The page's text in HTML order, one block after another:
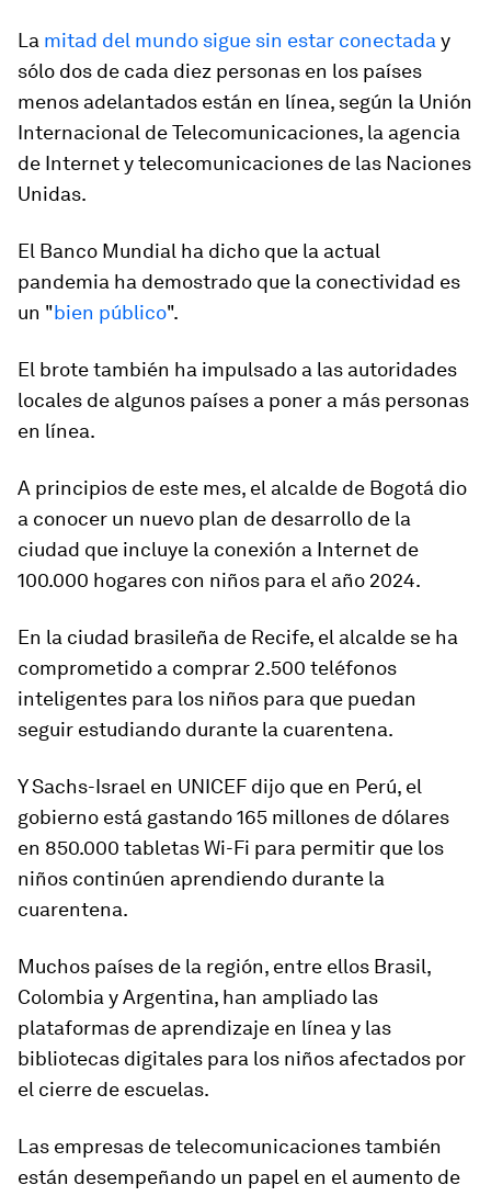
La mitad del mundo sigue sin estar conectaday
sólo dos de cada diez personas en los países
menos adelantados están en línea, según la Unión
Internacional de Telecomunicaciones, la agencia
de Internet y telecomunicaciones de las Naciones
Unidas.
El Banco Mundial ha dicho que la actual
pandemia ha demostrado que la conectividad es
un "bien público".
El brote también ha impulsado a las autoridades
locales de algunos países a poner a más personas
en línea.
A principios de este mes, el alcalde de Bogotá dio
a conocer un nuevo plan de desarrollo de la
ciudad que incluye la conexión a Internet de
100.000 hogares con niños para el año 2024.
En la ciudad brasileña de Recife, el alcalde se ha
comprometido a comprar 2.500 teléfonos
inteligentes para los niños para que puedan
seguir estudiando durante la cuarentena.
Y Sachs-Israel en UNICEF dijo que en Perú, el
gobierno está gastando 165 millones de dólares
en 850.000 tabletas Wi-Fi para permitir que los
niños continúen aprendiendo durante la
cuarentena.
Muchos países de la región, entre ellos Brasil,
Colombia y Argentina, han ampliado las
plataformas de aprendizaje en línea y las
bibliotecas digitales para los niños afectados por
el cierre de escuelas.
Las empresas de telecomunicaciones también
están desempeñando un papel en el aumento de